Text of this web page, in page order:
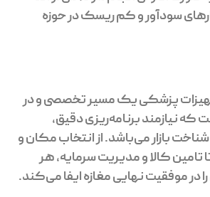
سودآور و کم ریسک در حوزه
تجهیزات پزشکی یک مسیر تخصصی و در
نیازمند برنامه‌ریزی دقیق،
شناخت بازار می‌باشد. از انتخاب مکان و
تامین کالا و مدیریت سرمایه، هر
در موفقیت نهایی مغازه ایفا می‌کند.